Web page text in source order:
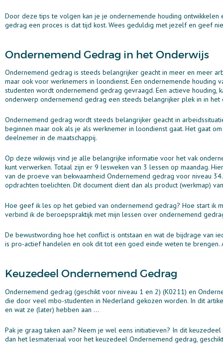
Door deze tips te volgen kan je je ondernemende houding
gedrag een proces is dat tijd kost. Wees geduldig met jezelf en geef
Ondernemend Gedrag in het Onderwijs
Ondernemend gedrag is steeds belangrijker geacht in meer en meer
maar ook voor werknemers in loondienst. Een ondernemende houding
studenten wordt ondernemend gedrag gevraagd. Een actieve
onderwerp ondernemend gedrag een steeds belangrijker plek in in
Ondernemend gedrag wordt steeds belangrijker geacht in
beginnen maar ook als je als werknemer in loondienst gaat. Het gaat
deelnemer in de maatschappij.
Op deze wikiwijs vind je alle belangrijke informatie voor het vak
kunt verwerken. Totaal zijn er 9 lesweken van 3 lessen op maandag.
van de proeve van bekwaamheid Ondernemend gedrag voor niveau
opdrachten toelichten. Dit document dient dan als product (werkmap)
Hoe geef ik les op het gebied van ondernemend gedrag? Hoe start ik
verbind ik de beroepspraktijk met mijn lessen over ondernemend
De bewustwording hoe het conflict is ontstaan en wat de bijdrage van
is pro-actief handelen en ook dit tot een goed einde weten te
Keuzedeel Ondernemend Gedrag
Ondernemend gedrag (geschikt voor niveau 1 en 2) (K0211) en
die door veel mbo-studenten in Nederland gekozen worden. In dit
en wat ze (later) hebben aan ...
Pak je graag taken aan? Neem je wel eens initiatieven? In dit
dan het lesmateriaal voor het keuzedeel Ondernemend gedrag,